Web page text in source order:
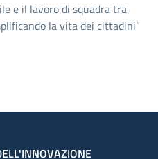
e il lavoro di squadra tra
la vita dei cittadini”